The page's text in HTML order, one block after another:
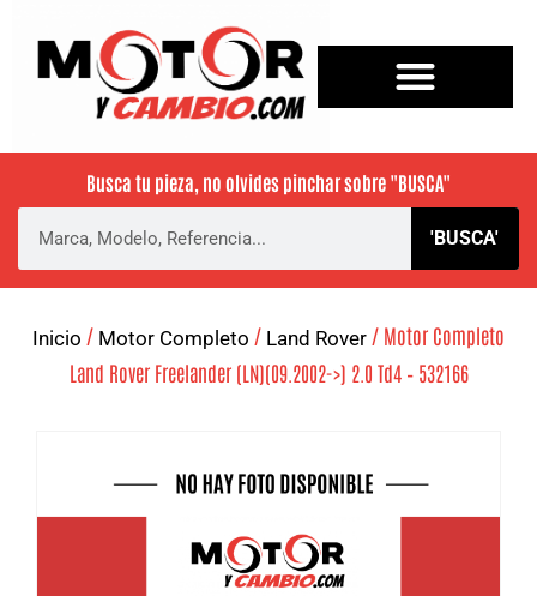
Busca tu pieza, no olvides pinchar sobre "BUSCA"
'BUSCA'
Inicio / Motor Completo / Land Rover / Motor Completo
Land Rover Freelander (LN)(09.2002->) 2.0 Td4 – 532166